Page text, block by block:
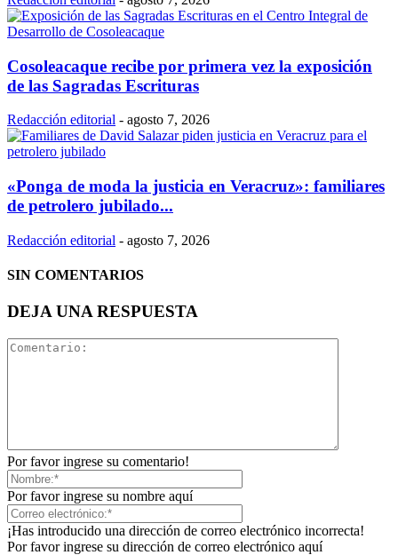
Cosoleacaque recibe por primera vez la exposición
de las Sagradas Escrituras
Redacción editorial - agosto 7, 2026
«Ponga de moda la justicia en Veracruz»: familiares
de petrolero jubilado...
Redacción editorial - agosto 7, 2026
SIN COMENTARIOS
DEJA UNA RESPUESTA
Por favor ingrese su comentario!
Por favor ingrese su nombre aquí
¡Has introducido una dirección de correo electrónico incorrecta!
Por favor ingrese su dirección de correo electrónico aquí